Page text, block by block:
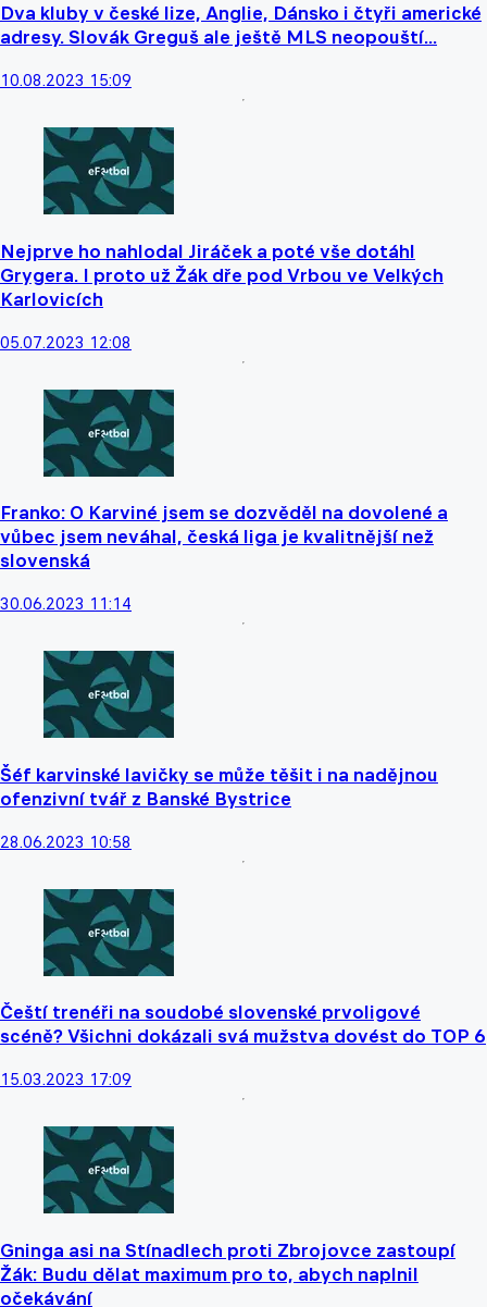
Dva kluby v české lize, Anglie, Dánsko i čtyři americké
adresy. Slovák Greguš ale ještě MLS neopouští...
10.08.2023 15:09
Nejprve ho nahlodal Jiráček a poté vše dotáhl
Grygera. I proto už Žák dře pod Vrbou ve Velkých
Karlovicích
05.07.2023 12:08
Franko: O Karviné jsem se dozvěděl na dovolené a
vůbec jsem neváhal, česká liga je kvalitnější než
slovenská
30.06.2023 11:14
Šéf karvinské lavičky se může těšit i na nadějnou
ofenzivní tvář z Banské Bystrice
28.06.2023 10:58
Čeští trenéři na soudobé slovenské prvoligové
scéně? Všichni dokázali svá mužstva dovést do TOP 6
15.03.2023 17:09
Gninga asi na Stínadlech proti Zbrojovce zastoupí
Žák: Budu dělat maximum pro to, abych naplnil
očekávání